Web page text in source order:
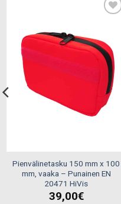
Pienvälinetasku 150 mm x 100
mm, vaaka – Punainen EN
20471 HiVis
39,00€